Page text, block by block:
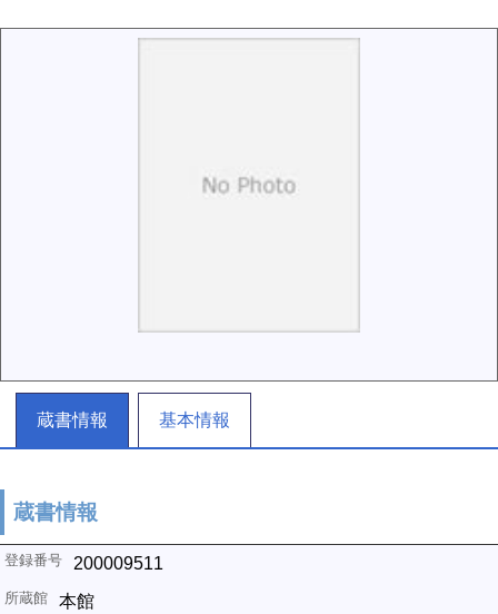
蔵書情報 基本情報
蔵書情報
200009511
本館